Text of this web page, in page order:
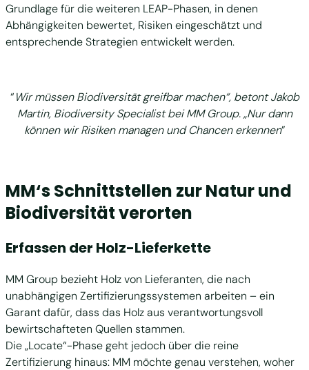
Grundlage für die weiteren LEAP-Phasen, in denen
Abhängigkeiten bewertet, Risiken eingeschätzt und
entsprechende Strategien entwickelt werden.
“Wir müssen Biodiversität greifbar machen“, betont Jakob
Martin, Biodiversity Specialist bei MM Group. „Nur dann
können wir Risiken managen und Chancen erkennen”
MM‘s Schnittstellen zur Natur und
Biodiversität verorten
Erfassen der Holz-Lieferkette
MM Group bezieht Holz von Lieferanten, die nach
unabhängigen Zertifizierungssystemen arbeiten – ein
Garant dafür, dass das Holz aus verantwortungsvoll
bewirtschafteten Quellen stammen.
Die „Locate“-Phase geht jedoch über die reine
Zertifizierung hinaus: MM möchte genau verstehen, woher